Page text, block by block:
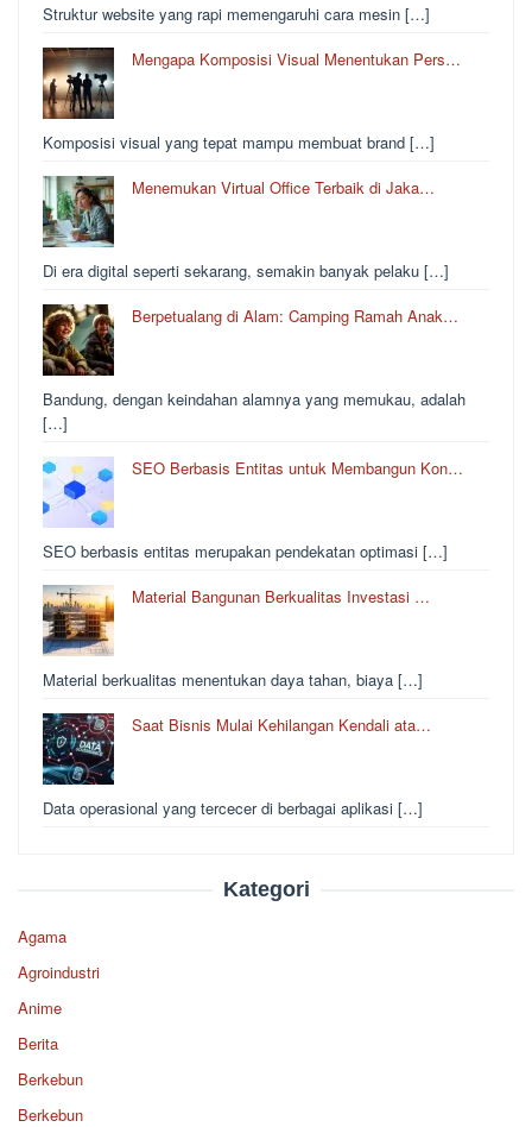
Struktur website yang rapi memengaruhi cara mesin […]
Mengapa Komposisi Visual Menentukan Pers…
Komposisi visual yang tepat mampu membuat brand […]
Menemukan Virtual Office Terbaik di Jaka…
Di era digital seperti sekarang, semakin banyak pelaku […]
Berpetualang di Alam: Camping Ramah Anak…
Bandung, dengan keindahan alamnya yang memukau, adalah
[…]
SEO Berbasis Entitas untuk Membangun Kon…
SEO berbasis entitas merupakan pendekatan optimasi […]
Material Bangunan Berkualitas Investasi …
Material berkualitas menentukan daya tahan, biaya […]
Saat Bisnis Mulai Kehilangan Kendali ata…
Data operasional yang tercecer di berbagai aplikasi […]
Kategori
Agama
Agroindustri
Anime
Berita
Berkebun
Berkebun